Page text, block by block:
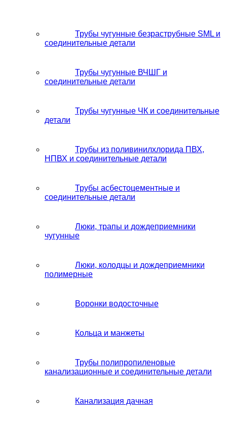
Трубы чугунные безраструбные SML и
соединительные детали
Трубы чугунные ВЧШГ и
соединительные детали
Трубы чугунные ЧК и соединительные
детали
Трубы из поливинилхлорида ПВХ,
НПВХ и соединительные детали
Трубы асбестоцементные и
соединительные детали
Люки, трапы и дождеприемники
чугунные
Люки, колодцы и дождеприемники
полимерные
Воронки водосточные
Кольца и манжеты
Трубы полипропиленовые
канализационные и соединительные детали
Канализация дачная